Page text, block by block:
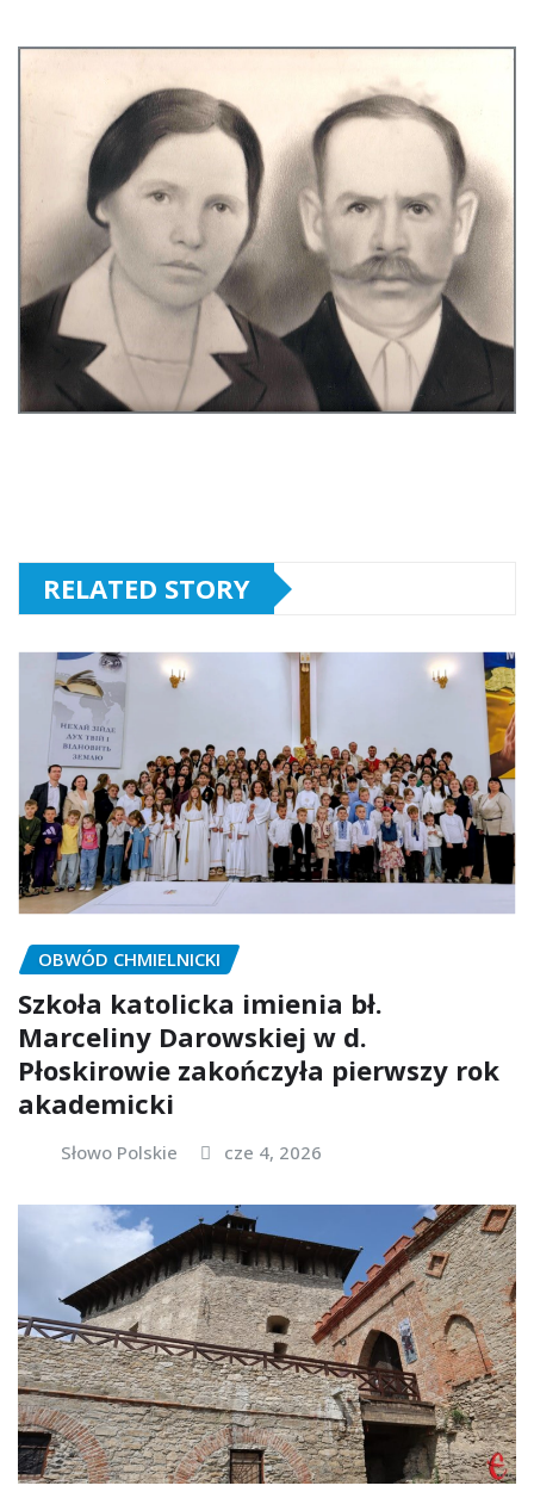
RELATED STORY
OBWÓD CHMIELNICKI
Szkoła katolicka imienia bł.
Marceliny Darowskiej w d.
Płoskirowie zakończyła pierwszy rok
akademicki
Słowo Polskie cze 4, 2026